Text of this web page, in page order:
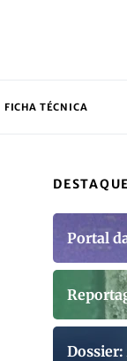
FICHA TÉCNICA
Portal